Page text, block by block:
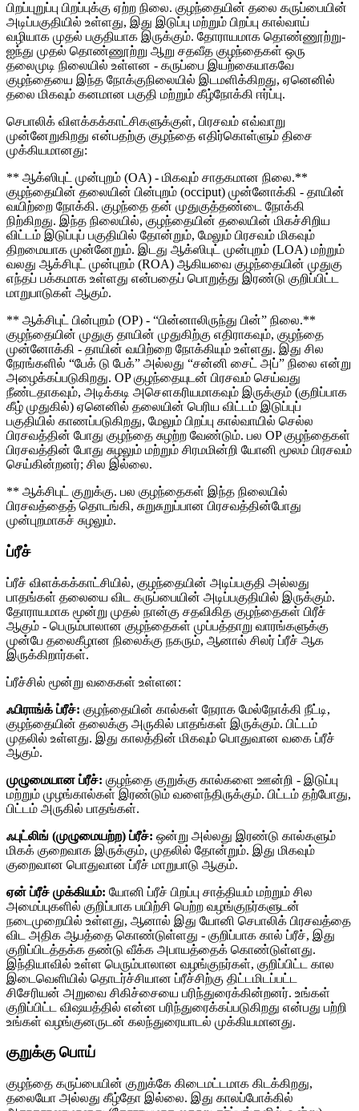
பிறப்புறுப்பு பிறப்புக்கு ஏற்ற நிலை. குழந்தையின் தலை கருப்பையின்
அடிப்பகுதியில் உள்ளது, இது இடுப்பு மற்றும் பிறப்பு கால்வாய்
வழியாக முதல் பகுதியாக இருக்கும். தோராயமாக தொண்ணூற்று-
ஐந்து முதல் தொண்ணூற்று ஆறு சதவீத குழந்தைகள் ஒரு
தலைமுடி நிலையில் உள்ளன - கருப்பை இயற்கையாகவே
குழந்தையை இந்த நோக்குநிலையில் இடமளிக்கிறது, ஏனெனில்
தலை மிகவும் கனமான பகுதி மற்றும் கீழ்நோக்கி ஈர்ப்பு.
செபாலிக் விளக்கக்காட்சிகளுக்குள், பிரசவம் எவ்வாறு
முன்னேறுகிறது என்பதற்கு குழந்தை எதிர்கொள்ளும் திசை
முக்கியமானது:
** ஆக்ஸிபுட் முன்புறம் (OA) - மிகவும் சாதகமான நிலை.**
குழந்தையின் தலையின் பின்புறம் (occiput) முன்னோக்கி - தாயின்
வயிற்றை நோக்கி. குழந்தை தன் முதுகுத்தண்டை நோக்கி
நிற்கிறது. இந்த நிலையில், குழந்தையின் தலையின் மிகச்சிறிய
விட்டம் இடுப்புப் பகுதியில் தோன்றும், மேலும் பிரசவம் மிகவும்
திறமையாக முன்னேறும். இடது ஆக்ஸிபுட் முன்புறம் (LOA) மற்றும்
வலது ஆக்சிபுட் முன்புறம் (ROA) ஆகியவை குழந்தையின் முதுகு
எந்தப் பக்கமாக உள்ளது என்பதைப் பொறுத்து இரண்டு குறிப்பிட்ட
மாறுபாடுகள் ஆகும்.
** ஆக்சிபுட் பின்புறம் (OP) - “பின்னாலிருந்து பின்” நிலை.**
குழந்தையின் முதுகு தாயின் முதுகிற்கு எதிராகவும், குழந்தை
முன்னோக்கி - தாயின் வயிற்றை நோக்கியும் உள்ளது. இது சில
நேரங்களில் “பேக் டு பேக்” அல்லது “சன்னி சைட் அப்” நிலை என்று
அழைக்கப்படுகிறது. OP குழந்தையுடன் பிரசவம் செய்வது
நீண்டதாகவும், அடிக்கடி அசௌகரியமாகவும் இருக்கும் (குறிப்பாக
கீழ் முதுகில்) ஏனெனில் தலையின் பெரிய விட்டம் இடுப்புப்
பகுதியில் காணப்படுகிறது, மேலும் பிறப்பு கால்வாயில் செல்ல
பிரசவத்தின் போது குழந்தை சுழற்ற வேண்டும். பல OP குழந்தைகள்
பிரசவத்தின் போது சுழலும் மற்றும் சிரமமின்றி யோனி மூலம் பிரசவம்
செய்கின்றனர்; சில இல்லை.
** ஆக்சிபுட் குறுக்கு. பல குழந்தைகள் இந்த நிலையில்
பிரசவத்தைத் தொடங்கி, சுறுசுறுப்பான பிரசவத்தின்போது
முன்புறமாகச் சுழலும்.
ப்ரீச்
ப்ரீச் விளக்கக்காட்சியில், குழந்தையின் அடிப்பகுதி அல்லது
பாதங்கள் தலையை விட கருப்பையின் அடிப்பகுதியில் இருக்கும்.
தோராயமாக மூன்று முதல் நான்கு சதவிகித குழந்தைகள் பிரீச்
ஆகும் - பெரும்பாலான குழந்தைகள் முப்பத்தாறு வாரங்களுக்கு
முன்பே தலைகீழான நிலைக்கு நகரும், ஆனால் சிலர் ப்ரீச் ஆக
இருக்கிறார்கள்.
ப்ரீச்சில் மூன்று வகைகள் உள்ளன:
ஃபிராங்க் ப்ரீச்: குழந்தையின் கால்கள் நேராக மேல்நோக்கி நீட்டி,
குழந்தையின் தலைக்கு அருகில் பாதங்கள் இருக்கும். பிட்டம்
முதலில் உள்ளது. இது காலத்தின் மிகவும் பொதுவான வகை ப்ரீச்
ஆகும்.
முழுமையான ப்ரீச்: குழந்தை குறுக்கு கால்களை ஊன்றி - இடுப்பு
மற்றும் முழங்கால்கள் இரண்டும் வளைந்திருக்கும். பிட்டம் தற்போது,
​​பிட்டம் அருகில் பாதங்கள்.
ஃபுட்லிங் (முழுமையற்ற) ப்ரீச்: ஒன்று அல்லது இரண்டு கால்களும்
மிகக் குறைவாக இருக்கும், முதலில் தோன்றும். இது மிகவும்
குறைவான பொதுவான ப்ரீச் மாறுபாடு ஆகும்.
ஏன் ப்ரீச் முக்கியம்: யோனி ப்ரீச் பிறப்பு சாத்தியம் மற்றும் சில
அமைப்புகளில் குறிப்பாக பயிற்சி பெற்ற வழங்குநர்களுடன்
நடைமுறையில் உள்ளது, ஆனால் இது யோனி செபாலிக் பிரசவத்தை
விட அதிக ஆபத்தை கொண்டுள்ளது - குறிப்பாக கால் ப்ரீச், இது
குறிப்பிடத்தக்க தண்டு வீக்க அபாயத்தைக் கொண்டுள்ளது.
இந்தியாவில் உள்ள பெரும்பாலான வழங்குநர்கள், குறிப்பிட்ட கால
இடைவெளியில் தொடர்ச்சியான ப்ரீச்சிற்கு திட்டமிடப்பட்ட
சிசேரியன் அறுவை சிகிச்சையை பரிந்துரைக்கின்றனர். உங்கள்
குறிப்பிட்ட விஷயத்தில் என்ன பரிந்துரைக்கப்படுகிறது என்பது பற்றி
உங்கள் வழங்குனருடன் கலந்துரையாடல் முக்கியமானது.
குறுக்கு பொய்
குழந்தை கருப்பையின் குறுக்கே கிடைமட்டமாக கிடக்கிறது,
தலையோ அல்லது கீழ்தோ இல்லை. இது காலப்போக்கில்